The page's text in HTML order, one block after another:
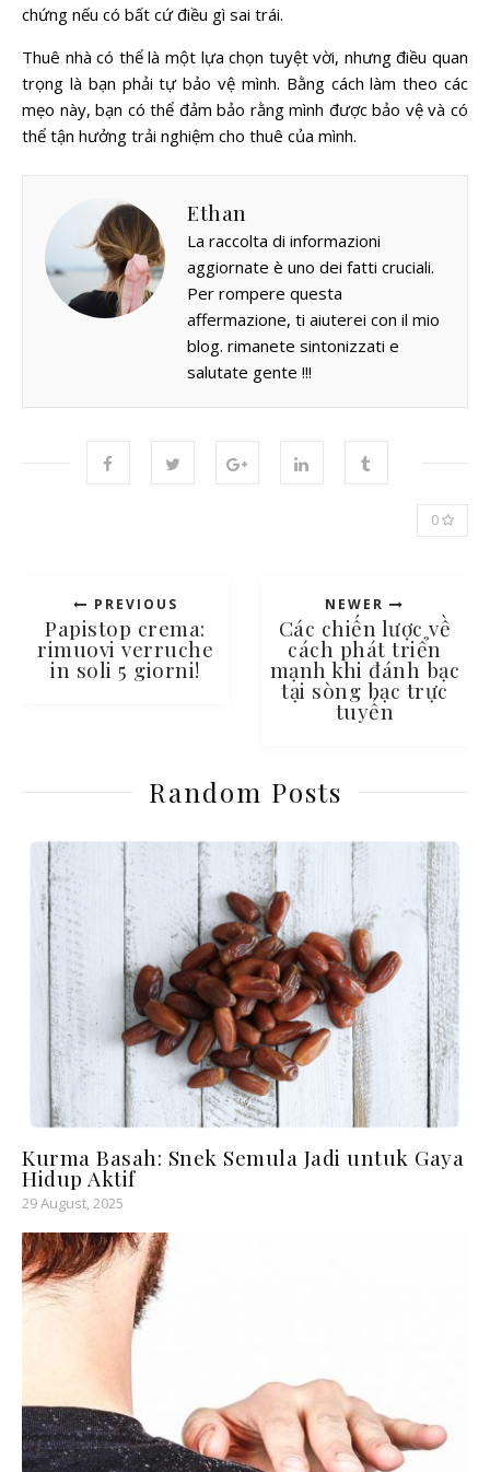
chứng nếu có bất cứ điều gì sai trái.
Thuê nhà có thể là một lựa chọn tuyệt vời, nhưng điều quan
trọng là bạn phải tự bảo vệ mình. Bằng cách làm theo các
mẹo này, bạn có thể đảm bảo rằng mình được bảo vệ và có
thể tận hưởng trải nghiệm cho thuê của mình.
Ethan
La raccolta di informazioni
aggiornate è uno dei fatti cruciali.
Per rompere questa
affermazione, ti aiuterei con il mio
blog. rimanete sintonizzati e
salutate gente !!!
0
PREVIOUS
Papistop crema:
rimuovi verruche
in soli 5 giorni!
NEWER
Các chiến lược về
cách phát triển
mạnh khi đánh bạc
tại sòng bạc trực
tuyến
Random Posts
Kurma Basah: Snek Semula Jadi untuk Gaya
Hidup Aktif
29 August, 2025